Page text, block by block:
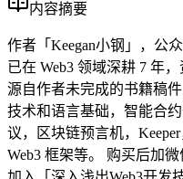
内容摘要
作者「Keegan小钢」，公
已在 Web3 领域深耕 7 年
源自作者未完成的书籍稿
技术和语言基础，智能合
议，区块链预言机，
Web3 框架等。 购买后加